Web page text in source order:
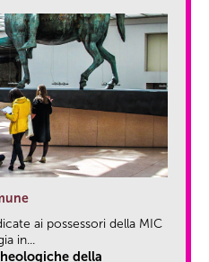
ai possessori della MIC
in...
della